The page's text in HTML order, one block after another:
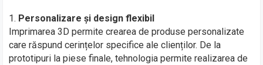
Personalizare și design flexibil
Imprimarea 3D permite crearea de produse personalizate
care răspund cerințelor specifice ale clienților. De la
prototipuri la piese finale, tehnologia permite realizarea de